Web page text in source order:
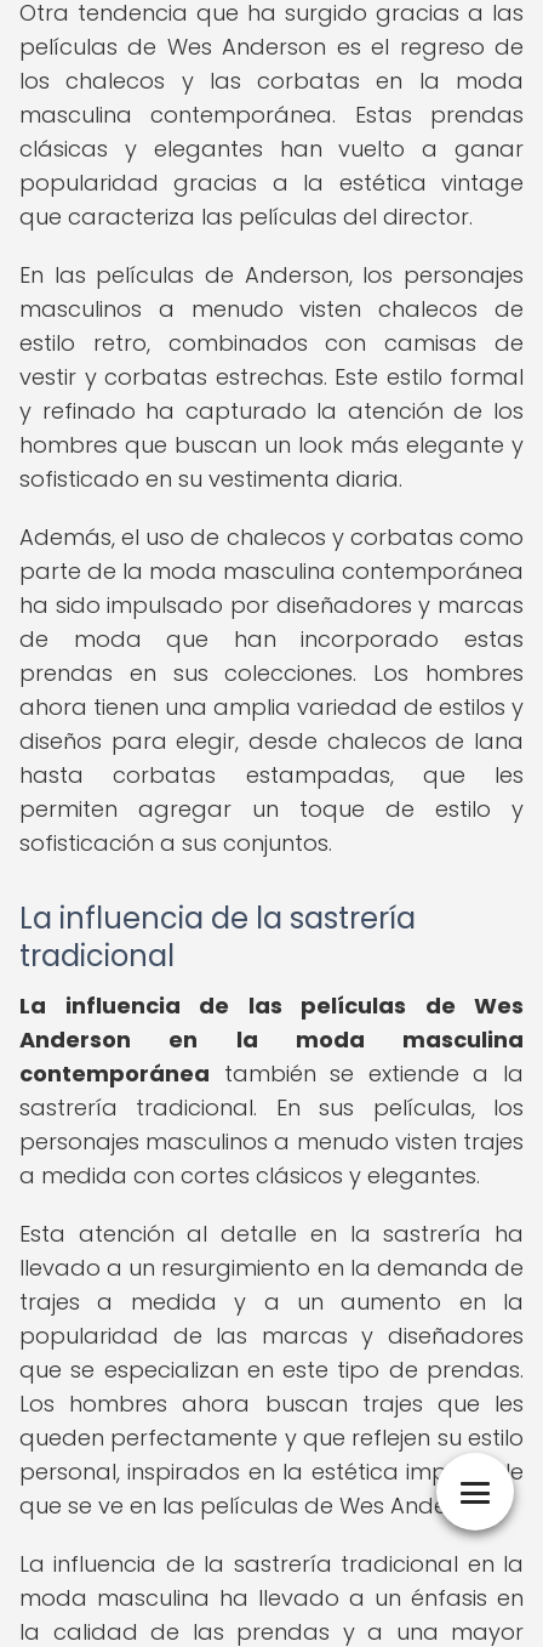
Otra tendencia que ha surgido gracias a las
películas de Wes Anderson es el regreso de
los chalecos y las corbatas en la moda
masculina contemporánea. Estas prendas
clásicas y elegantes han vuelto a ganar
popularidad gracias a la estética vintage
que caracteriza las películas del director.
En las películas de Anderson, los personajes
masculinos a menudo visten chalecos de
estilo retro, combinados con camisas de
vestir y corbatas estrechas. Este estilo formal
y refinado ha capturado la atención de los
hombres que buscan un look más elegante y
sofisticado en su vestimenta diaria.
Además, el uso de chalecos y corbatas como
parte de la moda masculina contemporánea
ha sido impulsado por diseñadores y marcas
de moda que han incorporado estas
prendas en sus colecciones. Los hombres
ahora tienen una amplia variedad de estilos y
diseños para elegir, desde chalecos de lana
hasta corbatas estampadas, que les
permiten agregar un toque de estilo y
sofisticación a sus conjuntos.
La influencia de la sastrería
tradicional
La influencia de las películas de Wes
Anderson en la moda masculina
contemporánea también se extiende a la
sastrería tradicional. En sus películas, los
personajes masculinos a menudo visten trajes
a medida con cortes clásicos y elegantes.
Esta atención al detalle en la sastrería ha
llevado a un resurgimiento en la demanda de
trajes a medida y a un aumento en la
popularidad de las marcas y diseñadores
que se especializan en este tipo de prendas.
Los hombres ahora buscan trajes que les
queden perfectamente y que reflejen su estilo
personal, inspirados en la estética impecable
que se ve en las películas de Wes Anderson.
La influencia de la sastrería tradicional en la
moda masculina ha llevado a un énfasis en
la calidad de las prendas y a una mayor